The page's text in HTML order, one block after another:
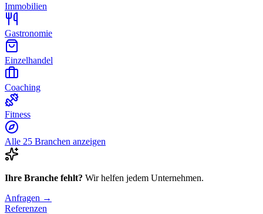
Immobilien
Gastronomie
Einzelhandel
Coaching
Fitness
Alle 25 Branchen anzeigen
Ihre Branche fehlt? Wir helfen jedem Unternehmen.
Anfragen →
Referenzen